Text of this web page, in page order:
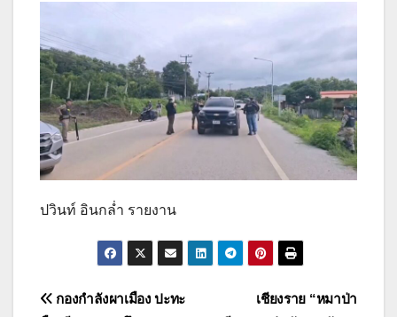
ปวินท์ อินกล่ำ รายงาน
แนะแนว
เชียงราย “หมาป่า
กองกำลังผาเมือง ปะทะ